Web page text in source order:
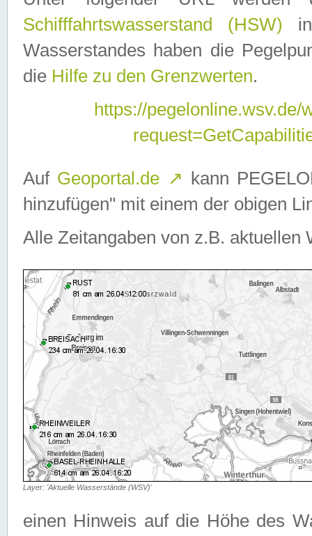
Schifffahrtswasserstand (HSW)
Wasserstandes haben die
die Hilfe zu den Grenzwerten.
https://
Auf Geoportal.de ↗ kann
hinzufügen" mit einem der obigen
Alle Zeitangaben von z.B. aktuellen
Layer: 'Aktuelle Wasserstände (WSV)'
einen Hinweis auf die Höhe des